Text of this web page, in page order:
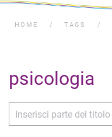
HOME TAGS
psicologia
Inserisci parte del titolo